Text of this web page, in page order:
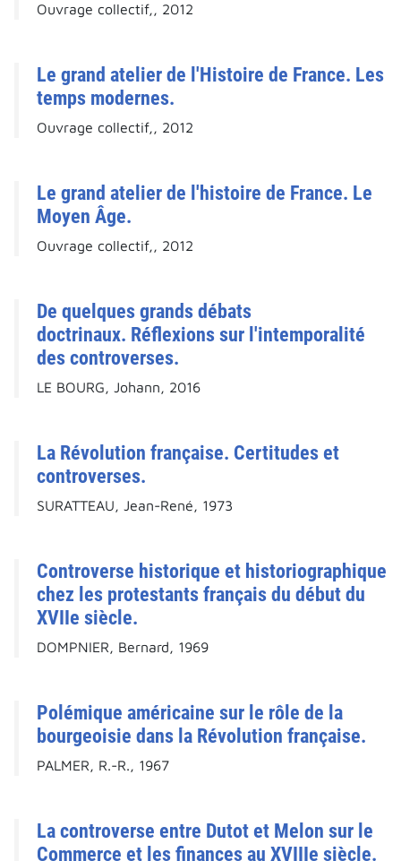
Ouvrage collectif,, 2012
Le grand atelier de l'Histoire de France. Les
temps modernes.
Ouvrage collectif,, 2012
Le grand atelier de l'histoire de France. Le
Moyen Âge.
Ouvrage collectif,, 2012
De quelques grands débats
doctrinaux. Réflexions sur l'intemporalité
des controverses.
LE BOURG, Johann, 2016
La Révolution française. Certitudes et
controverses.
SURATTEAU, Jean-René, 1973
Controverse historique et historiographique
chez les protestants français du début du
XVIIe siècle.
DOMPNIER, Bernard, 1969
Polémique américaine sur le rôle de la
bourgeoisie dans la Révolution française.
PALMER, R.-R., 1967
La controverse entre Dutot et Melon sur le
Commerce et les finances au XVIIIe siècle.